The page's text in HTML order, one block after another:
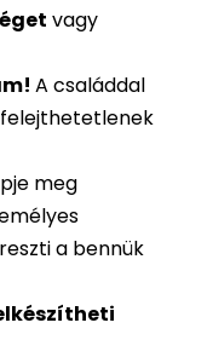
vagy
! A családdal
meg
a bennük